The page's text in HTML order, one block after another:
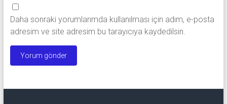
Daha sonraki yorumlarımda kullanılması için adım, e-posta
adresim ve site adresim bu tarayıcıya kaydedilsin.